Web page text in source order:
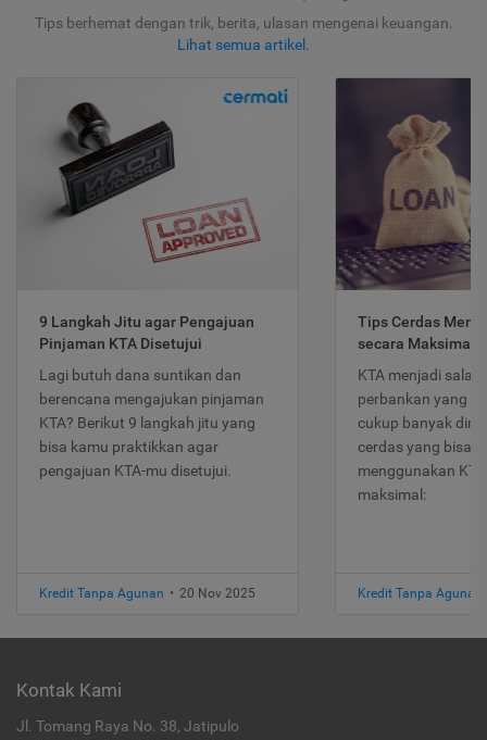
Tips berhemat dengan trik, berita, ulasan mengenai keuangan.
Lihat semua artikel .
9 Langkah Jitu agar Pengajuan
Pinjaman KTA Disetujui
Lagi butuh dana suntikan dan
berencana mengajukan pinjaman
KTA? Berikut 9 langkah jitu yang
bisa kamu praktikkan agar
pengajuan KTA-mu disetujui.
Kredit Tanpa Agunan • 20 Nov 2025
Tips Cerdas
secara Maksimal
KTA menjadi
perbankan yang
cukup banyak
cerdas yang bisa
menggunakan
maksimal:
Kredit Tanpa Agunan
Kontak Kami
Jl. Tomang Raya No. 38, Jatipulo